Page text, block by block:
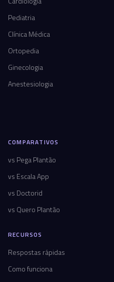
Pediatria
Clínica Médica
Ortopedia
Ginecologia
Anestesiologia
COMPARATIVOS
vs Pega Plantão
vs Escala App
vs Doctorid
vs Quero Plantão
RECURSOS
Respostas rápidas
Como funciona